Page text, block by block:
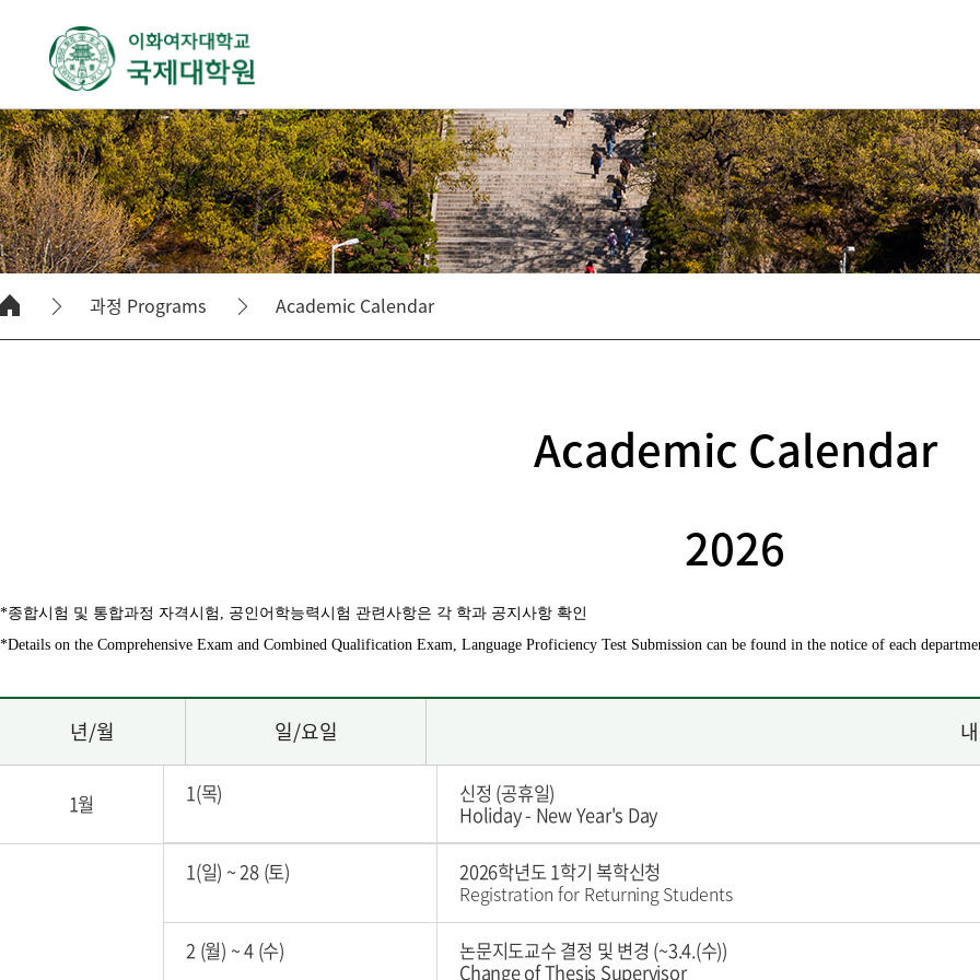
과정 Programs Academic Calendar
Academic Calendar
2026
*종합시험 및 통합과정 자격시험, 공인어학능력시험 관련사항은 각 학과 공지사항 확인
*Details on the Comprehensive Exam and Combined Qualification Exam, Language Proficiency Test Submission can be found in the notice of each
년/월 일/요일
1월 1(목)
신정 (공휴일)
Holiday - New Year's Day
1(일) ~28 (토)
2026학년도 1학기 복학신청
Registration for Returning Students
2 (월) ~4 (수)
논문지도교수 결정 및 변경 (~3.4.(수))
Change of Thesis Supervisor